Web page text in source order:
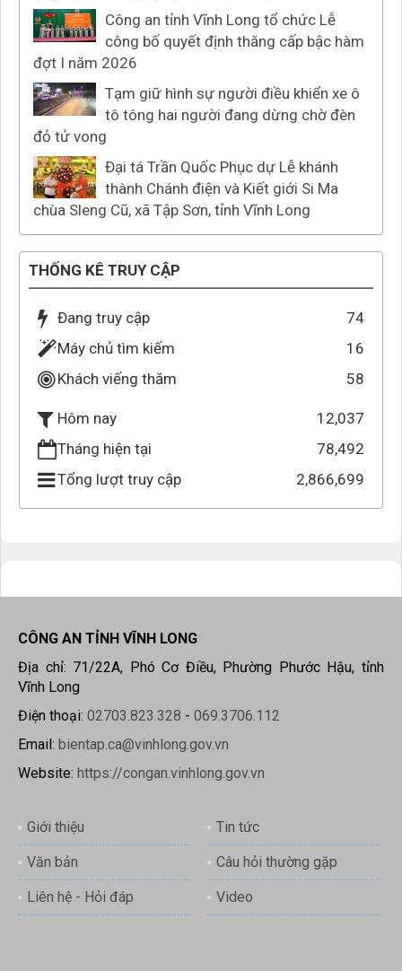
Công an tỉnh Vĩnh Long tổ chức Lễ
công bố quyết định thăng cấp bậc hàm
đợt I năm 2026
Tạm giữ hình sự người điều khiển xe ô
tô tông hai người đang dừng chờ đèn
đỏ tử vong
Đại tá Trần Quốc Phục dự Lễ khánh
thành Chánh điện và Kiết giới Si Ma
chùa Sleng Cũ, xã Tập Sơn, tỉnh Vĩnh Long
THỐNG KÊ TRUY CẬP
Đang truy cập
74
Máy chủ tìm kiếm
16
Khách viếng thăm
58
Hôm nay
12,037
Tháng hiện tại
78,492
Tổng lượt truy cập
2,866,699
CÔNG AN TỈNH VĨNH LONG
Địa chỉ: 71/22A, Phó Cơ Điều, Phường Phước Hậu, tỉnh
Vĩnh Long
Điện thoại: 02703.823.328 - 069.3706.112
Email: bientap.ca@vinhlong.gov.vn
Website: https://congan.vinhlong.gov.vn
Giới thiệu Tin tức
Văn bản Câu hỏi thường gặp
Liên hệ - Hỏi đáp Video